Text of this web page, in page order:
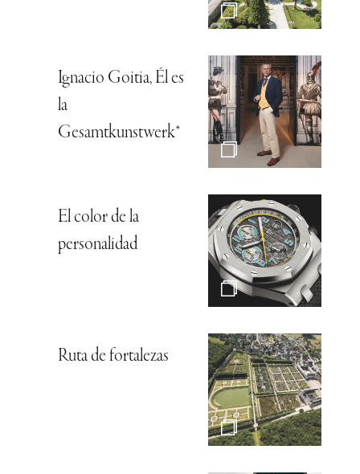
Ignacio Goitia, Él es
la
Gesamtkunstwerk*
El color de la
personalidad
Ruta de fortalezas